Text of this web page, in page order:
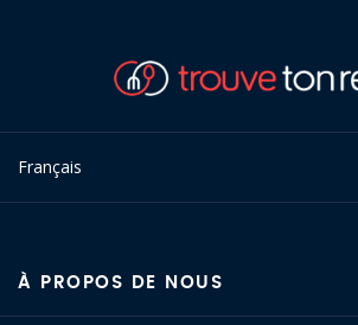
Français
À PROPOS DE NOUS